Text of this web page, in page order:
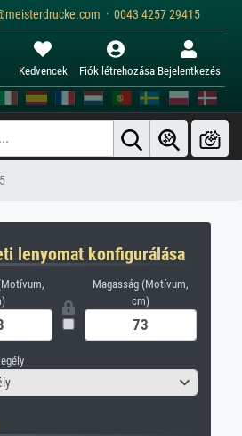
· 0043 4257 29415
Kedvencek Fiók létrehozása Bejelentkezés
lenyomat konfigurálása
Magasság (Motívum,
cm)